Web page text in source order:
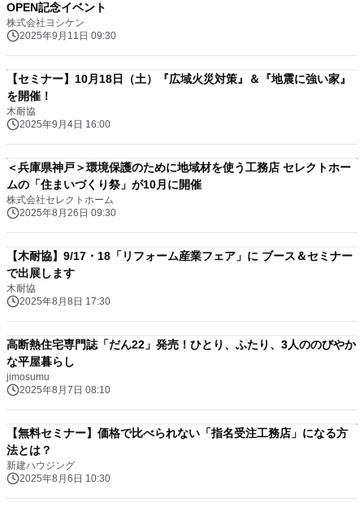
OPEN記念イベント
株式会社ヨシケン
2025年9月11日 09:30
【セミナー】10月18日（土）『広域火災対策』＆『地震に強い家』
を開催！
木耐協
2025年9月4日 16:00
＜兵庫県神戸＞環境保護のために地域材を使う工務店 セレクトホー
ムの「住まいづくり祭」が10月に開催
株式会社セレクトホーム
2025年8月26日 09:30
【木耐協】9/17・18「リフォーム産業フェア」に ブース＆セミナー
で出展します
木耐協
2025年8月8日 17:30
高断熱住宅専門誌「だん22」発売！ひとり、ふたり、3人ののびやか
な平屋暮らし
jimosumu
2025年8月7日 08:10
【無料セミナー】価格で比べられない「指名受注工務店」になる方
法とは？
新建ハウジング
2025年8月6日 10:30